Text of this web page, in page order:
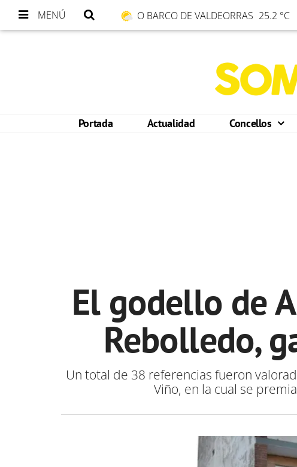
MENÚ O BARCO DE VALDEORRAS 25.2 °C
Portada Actualidad Concellos
El godello de
Rebolledo,
Un total de 38 referencias fueron
Viño, en la cual se